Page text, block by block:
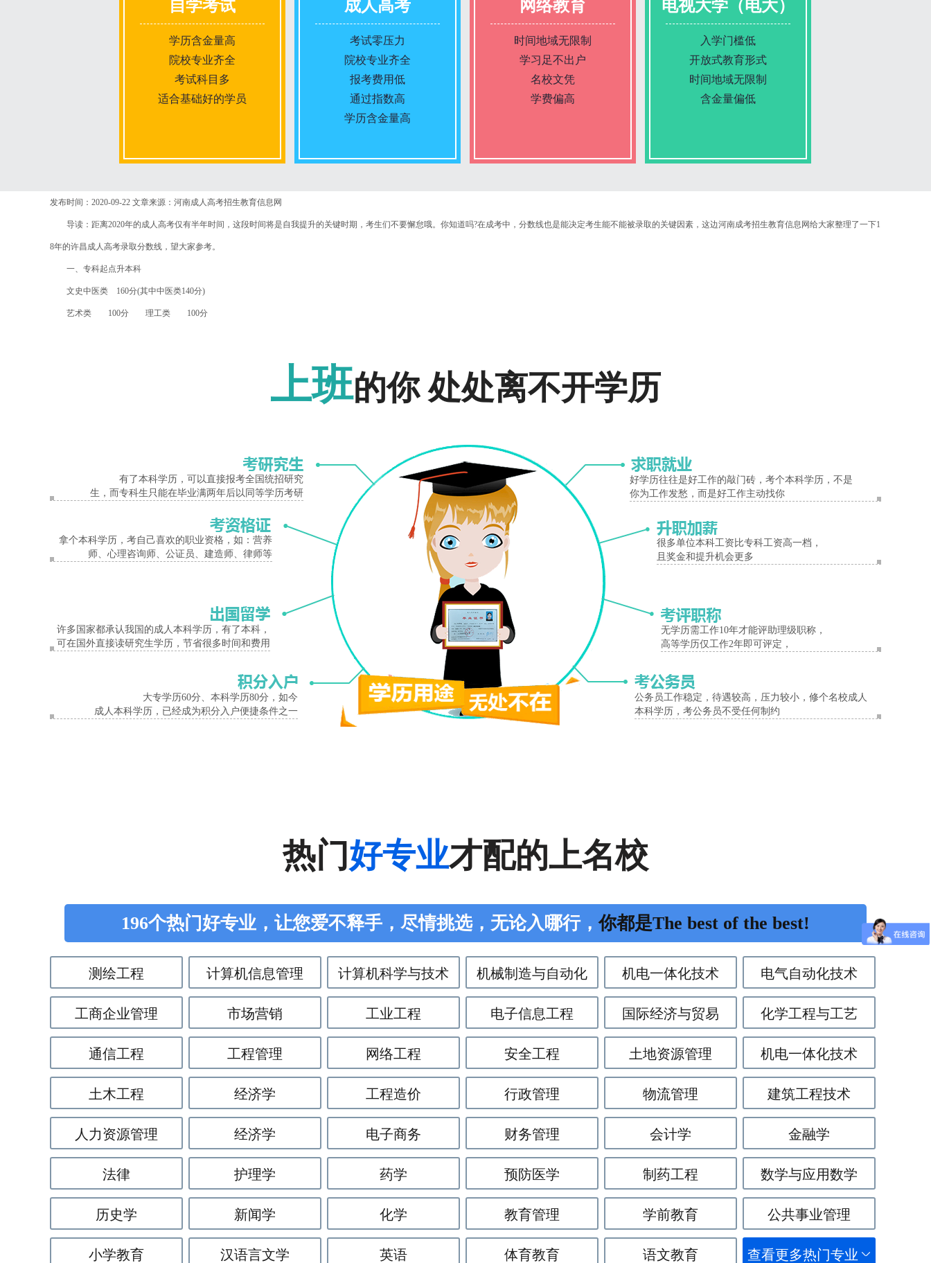
自学考试
学历含金量高
院校专业齐全
考试科目多
适合基础好的学员
报名条件
考试时间
成人高考
考试零压力
院校专业齐全
报考费用低
通过指数高
学历含金量高
网络教育
时间地域无限制
学习足不出户
名校文凭
学费偏高
电视大学（电大）
入学门槛低
开放式教育形式
时间地域无限制
含金量偏低
发布时间：2020-09-22 文章来源：河南成人高考招生教育信息网
导读：距离2020年的成人高考仅有半年时间，这段时间将是自我提升的关键时期，考生们不要懈怠哦。你知道吗?在成考中，分数线也是能决定考生能不能被录取的关键因素，这边河南成考招生教育信息网给大家整理了一下1
8年的许昌成人高考录取分数线，望大家参考。
一、专科起点升本科
文史中医类 160分(其中中医类140分)
艺术类 100分 理工类 100分
高中起点本、专科体育类和艺术类录取文化课最低控制分数线按相应文、理科类的70%划定。
以上是河南许昌成人高考18年最低分数线的相关内容，考生如果想获取更多关于成人高考学历的相关资讯，如2020年河南省成人高考网上报名方式、考试时间、报考条件、备考知识、相关新闻等，敬请关注河南成考招生教育
信息网。如果您还对报考条件或者其他问题存有疑问的话，可以联系我们的在线咨询老师。
上班的你 处处离不开学历
有了本科学历，可以直接报考全国统招研究
生，而专科生只能在毕业满两年后以同等学历考研
拿个本科学历，考自己喜欢的职业资格，如：营养
师、心理咨询师、公证员、建造师、律师等
许多国家都承认我国的成人本科学历，有了本科，
可在国外直接读研究生学历，节省很多时间和费用
大专学历60分、本科学历80分，如今
成人本科学历，已经成为积分入户便捷条件之一
好学历往往是好工作的敲门砖，考个本科学历，不是
你为工作发愁，而是好工作主动找你
很多单位本科工资比专科工资高一档，
且奖金和提升机会更多
无学历需工作10年才能评助理级职称，
高等学历仅工作2年即可评定，
公务员工作稳定，待遇较高，压力较小，修个名校成人
本科学历，考公务员不受任何制约
热门好专业才配的上名校
196个热门好专业，让您爱不释手，尽情挑选，无论入哪行，你都是The best of the best!
测绘工程 计算机信息管理 计算机科学与技术 机械制造与自动化 机电一体化技术 电气自动化技术
工商企业管理 市场营销 工业工程 电子信息工程 国际经济与贸易 化学工程与工艺
通信工程 工程管理 网络工程 安全工程 土地资源管理 机电一体化技术
土木工程 经济学 工程造价 行政管理 物流管理 建筑工程技术
人力资源管理 经济学 电子商务 财务管理 会计学 金融学
法律 护理学 药学 预防医学 制药工程 数学与应用数学
历史学 新闻学 化学 教育管理 学前教育 公共事业管理
小学教育 汉语言文学 英语 体育教育 语文教育 查看更多热门专业